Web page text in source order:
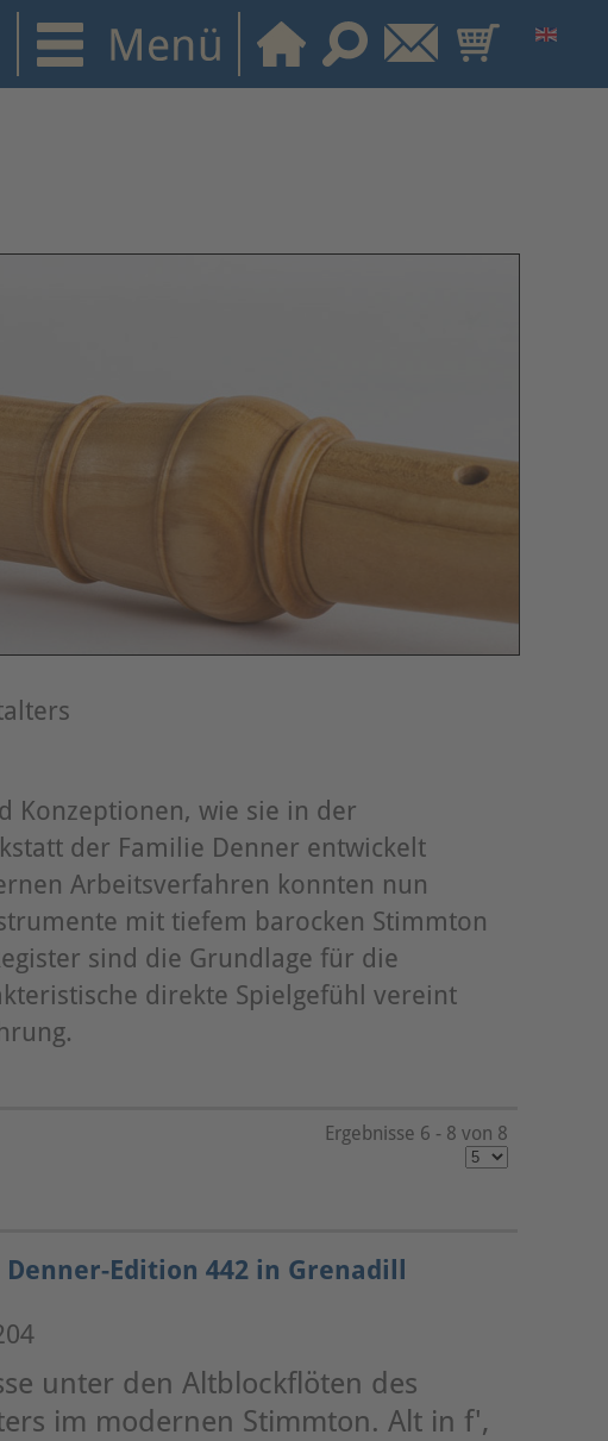
Konzeptionen, wie sie in der
der Familie Denner entwickelt
Arbeitsverfahren konnten nun
mit tiefem barocken Stimmton
sind die Grundlage für die
direkte Spielgefühl vereint
Ergebnisse 6 - 8 von 8
Edition 442 in Grenadill
unter den Altblockflöten des
im modernen Stimmton. Alt in f',